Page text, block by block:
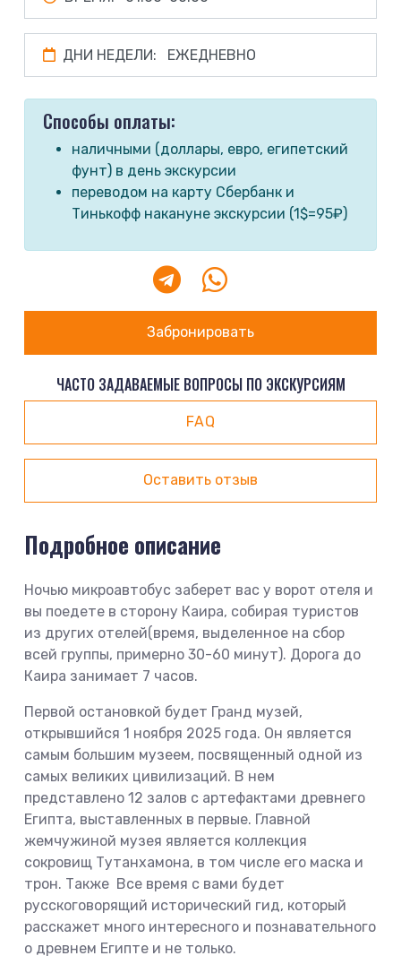
ДНИ НЕДЕЛИ: ЕЖЕДНЕВНО
Способы оплаты:
наличными (доллары, евро, египетский
фунт) в день экскурсии
переводом на карту Сбербанк и
Тинькофф накануне экскурсии (1$=95₽)
Забронировать
ЧАСТО ЗАДАВАЕМЫЕ ВОПРОСЫ ПО ЭКСКУРСИЯМ
FAQ
Оставить отзыв
Подробное описание
Ночью микроавтобус заберет вас у ворот отеля и
вы поедете в сторону Каира, собирая туристов
из других отелей(время, выделенное на сбор
всей группы, примерно 30-60 минут). Дорога до
Каира занимает 7 часов.
Первой остановкой будет Гранд музей,
открывшийся 1 ноября 2025 года. Он является
самым большим музеем, посвященный одной из
самых великих цивилизаций. В нем
представлено 12 залов с артефактами древнего
Египта, выставленных в первые. Главной
жемчужиной музея является коллекция
сокровищ Тутанхамона, в том числе его маска и
трон. Также Все время с вами будет
русскоговорящий исторический гид, который
расскажет много интересного и познавательного
о древнем Египте и не только.